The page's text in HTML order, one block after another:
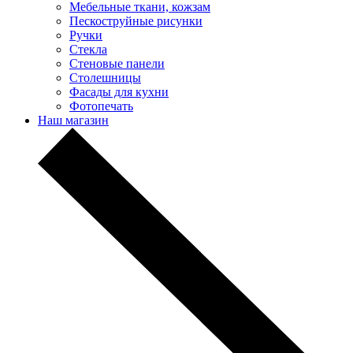
Мебельные ткани, кожзам
Пескоструйные рисунки
Ручки
Стекла
Стеновые панели
Столешницы
Фасады для кухни
Фотопечать
Наш магазин